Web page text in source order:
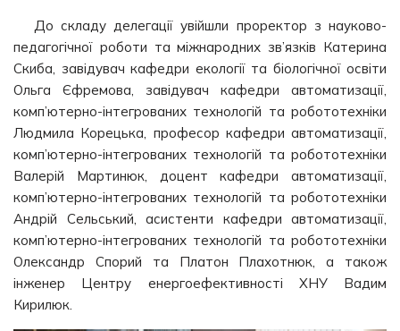
До складу делегації увійшли проректор з науково-
педагогічної роботи та міжнародних зв’язків Катерина
Скиба, завідувач кафедри екології та біологічної освіти
Ольга Єфремова, завідувач кафедри автоматизації,
комп’ютерно-інтегрованих технологій та робототехніки
Людмила Корецька, професор кафедри автоматизації,
комп’ютерно-інтегрованих технологій та робототехніки
Валерій Мартинюк, доцент кафедри автоматизації,
комп’ютерно-інтегрованих технологій та робототехніки
Андрій Сельський, асистенти кафедри автоматизації,
комп’ютерно-інтегрованих технологій та робототехніки
Олександр Спорий та Платон Плахотнюк, а також
інженер Центру енергоефективності ХНУ Вадим
Кирилюк.